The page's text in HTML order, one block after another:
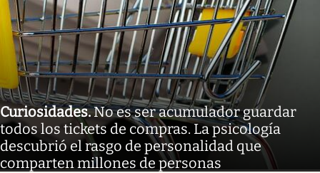
Curiosidades.No es ser acumulador guardar
todos los tickets de compras. La psicología
descubrió el rasgo de personalidad que
comparten millones de personas